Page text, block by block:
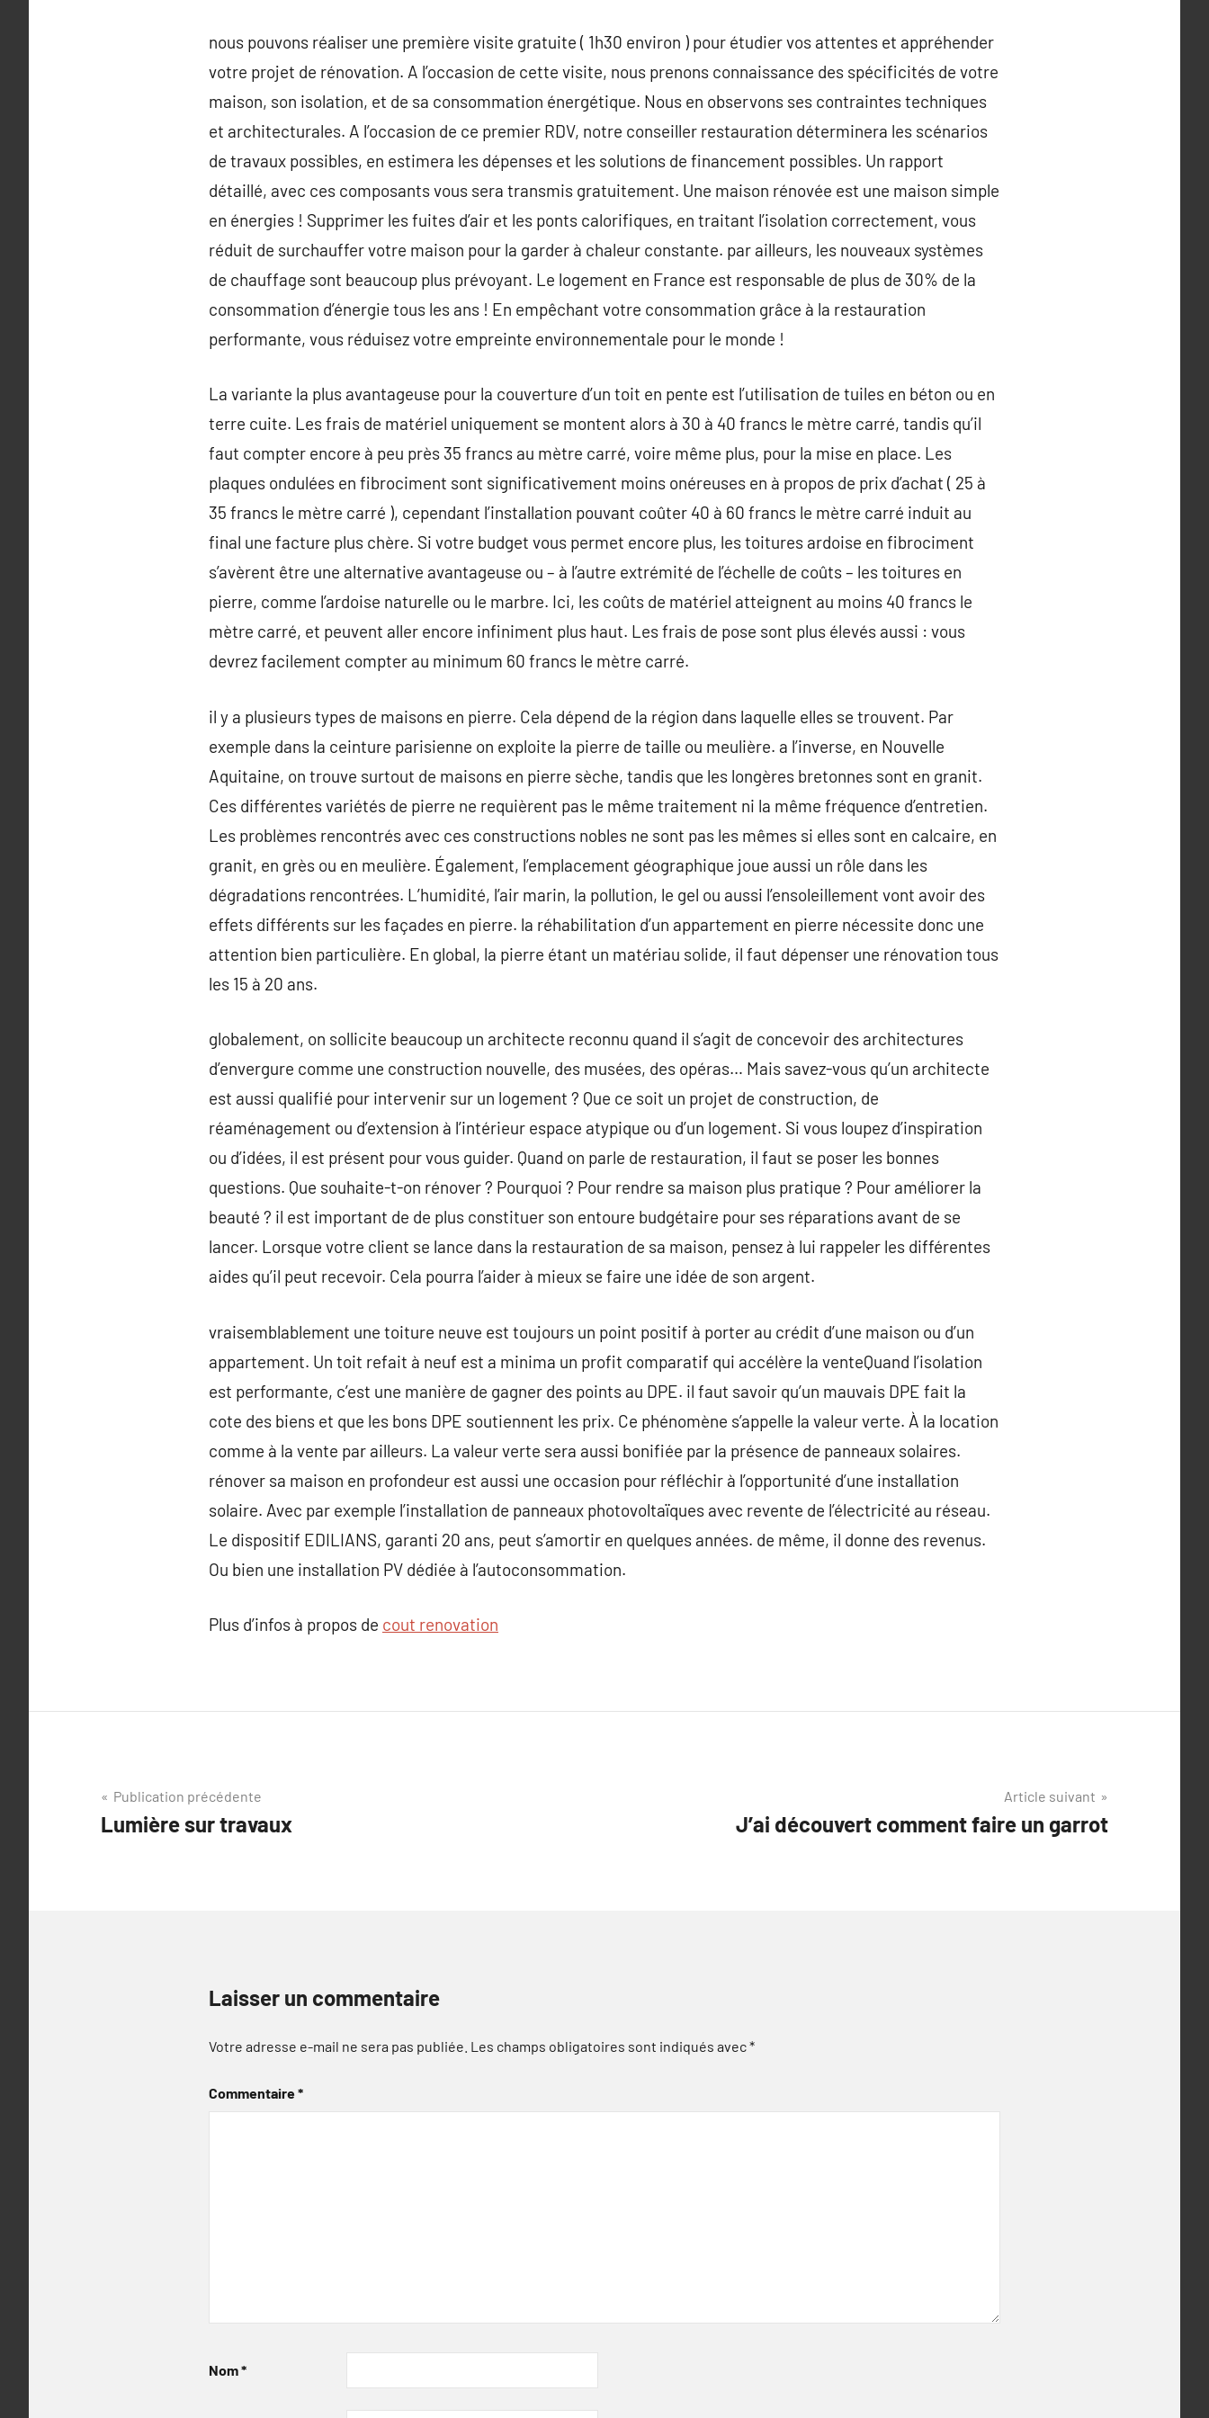
nous pouvons réaliser une première visite gratuite ( 1h30 environ ) pour étudier vos attentes et appréhender
votre projet de rénovation. A l’occasion de cette visite, nous prenons connaissance des spécificités de votre
maison, son isolation, et de sa consommation énergétique. Nous en observons ses contraintes techniques
et architecturales. A l’occasion de ce premier RDV, notre conseiller restauration déterminera les scénarios
de travaux possibles, en estimera les dépenses et les solutions de financement possibles. Un rapport
détaillé, avec ces composants vous sera transmis gratuitement. Une maison rénovée est une maison simple
en énergies ! Supprimer les fuites d’air et les ponts calorifiques, en traitant l’isolation correctement, vous
réduit de surchauffer votre maison pour la garder à chaleur constante. par ailleurs, les nouveaux systèmes
de chauffage sont beaucoup plus prévoyant. Le logement en France est responsable de plus de 30% de la
consommation d’énergie tous les ans ! En empêchant votre consommation grâce à la restauration
performante, vous réduisez votre empreinte environnementale pour le monde !
La variante la plus avantageuse pour la couverture d’un toit en pente est l’utilisation de tuiles en béton ou en
terre cuite. Les frais de matériel uniquement se montent alors à 30 à 40 francs le mètre carré, tandis qu’il
faut compter encore à peu près 35 francs au mètre carré, voire même plus, pour la mise en place. Les
plaques ondulées en fibrociment sont significativement moins onéreuses en à propos de prix d’achat ( 25 à
35 francs le mètre carré ), cependant l’installation pouvant coûter 40 à 60 francs le mètre carré induit au
final une facture plus chère. Si votre budget vous permet encore plus, les toitures ardoise en fibrociment
s’avèrent être une alternative avantageuse ou – à l’autre extrémité de l’échelle de coûts – les toitures en
pierre, comme l’ardoise naturelle ou le marbre. Ici, les coûts de matériel atteignent au moins 40 francs le
mètre carré, et peuvent aller encore infiniment plus haut. Les frais de pose sont plus élevés aussi : vous
devrez facilement compter au minimum 60 francs le mètre carré.
il y a plusieurs types de maisons en pierre. Cela dépend de la région dans laquelle elles se trouvent. Par
exemple dans la ceinture parisienne on exploite la pierre de taille ou meulière. a l’inverse, en Nouvelle
Aquitaine, on trouve surtout de maisons en pierre sèche, tandis que les longères bretonnes sont en granit.
Ces différentes variétés de pierre ne requièrent pas le même traitement ni la même fréquence d’entretien.
Les problèmes rencontrés avec ces constructions nobles ne sont pas les mêmes si elles sont en calcaire, en
granit, en grès ou en meulière. Également, l’emplacement géographique joue aussi un rôle dans les
dégradations rencontrées. L’humidité, l’air marin, la pollution, le gel ou aussi l’ensoleillement vont avoir des
effets différents sur les façades en pierre. la réhabilitation d’un appartement en pierre nécessite donc une
attention bien particulière. En global, la pierre étant un matériau solide, il faut dépenser une rénovation tous
les 15 à 20 ans.
globalement, on sollicite beaucoup un architecte reconnu quand il s’agit de concevoir des architectures
d’envergure comme une construction nouvelle, des musées, des opéras… Mais savez-vous qu’un architecte
est aussi qualifié pour intervenir sur un logement ? Que ce soit un projet de construction, de
réaménagement ou d’extension à l’intérieur espace atypique ou d’un logement. Si vous loupez d’inspiration
ou d’idées, il est présent pour vous guider. Quand on parle de restauration, il faut se poser les bonnes
questions. Que souhaite-t-on rénover ? Pourquoi ? Pour rendre sa maison plus pratique ? Pour améliorer la
beauté ? il est important de de plus constituer son entoure budgétaire pour ses réparations avant de se
lancer. Lorsque votre client se lance dans la restauration de sa maison, pensez à lui rappeler les différentes
aides qu’il peut recevoir. Cela pourra l’aider à mieux se faire une idée de son argent.
vraisemblablement une toiture neuve est toujours un point positif à porter au crédit d’une maison ou d’un
appartement. Un toit refait à neuf est a minima un profit comparatif qui accélère la venteQuand l’isolation
est performante, c’est une manière de gagner des points au DPE. il faut savoir qu’un mauvais DPE fait la
cote des biens et que les bons DPE soutiennent les prix. Ce phénomène s’appelle la valeur verte. À la location
comme à la vente par ailleurs. La valeur verte sera aussi bonifiée par la présence de panneaux solaires.
rénover sa maison en profondeur est aussi une occasion pour réfléchir à l’opportunité d’une installation
solaire. Avec par exemple l’installation de panneaux photovoltaïques avec revente de l’électricité au réseau.
Le dispositif EDILIANS, garanti 20 ans, peut s’amortir en quelques années. de même, il donne des revenus.
Ou bien une installation PV dédiée à l’autoconsommation.
Plus d’infos à propos de cout renovation
Navigation
de
Publication précédente
Lumière sur travaux
Article suivant
J’ai découvert comment faire un garrot
Laisser un commentaire
Votre adresse e-mail ne sera pas publiée. Les champs obligatoires sont indiqués avec*
Commentaire*
Nom*